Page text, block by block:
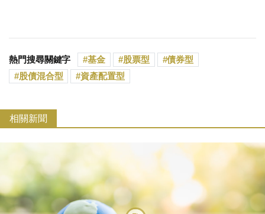
熱門搜尋關鍵字 基金 股票型
債券型
股債混合型
資產配置型
相關新聞